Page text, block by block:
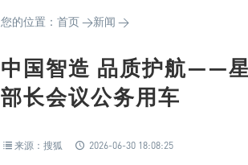
您的位置： 首页>新闻 >
中国智造 品质护航——
部长会议公务用车
来源：搜狐 2026-06-30 18:08:25